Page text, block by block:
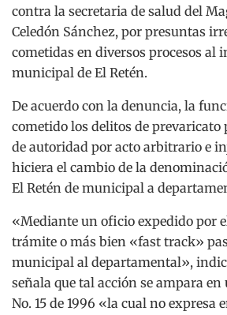
contra la secretaria de salud del
Celedón Sánchez, por presuntas
cometidas en diversos procesos al
municipal de El Retén.
De acuerdo con la denuncia, la
cometido los delitos de prevaricato
de autoridad por acto arbitrario e
hiciera el cambio de la
El Retén de municipal a
«Mediante un oficio expedido por
trámite o más bien «fast track»
municipal al departamental»,
señala que tal acción se ampara
No. 15 de 1996 «la cual no expresa